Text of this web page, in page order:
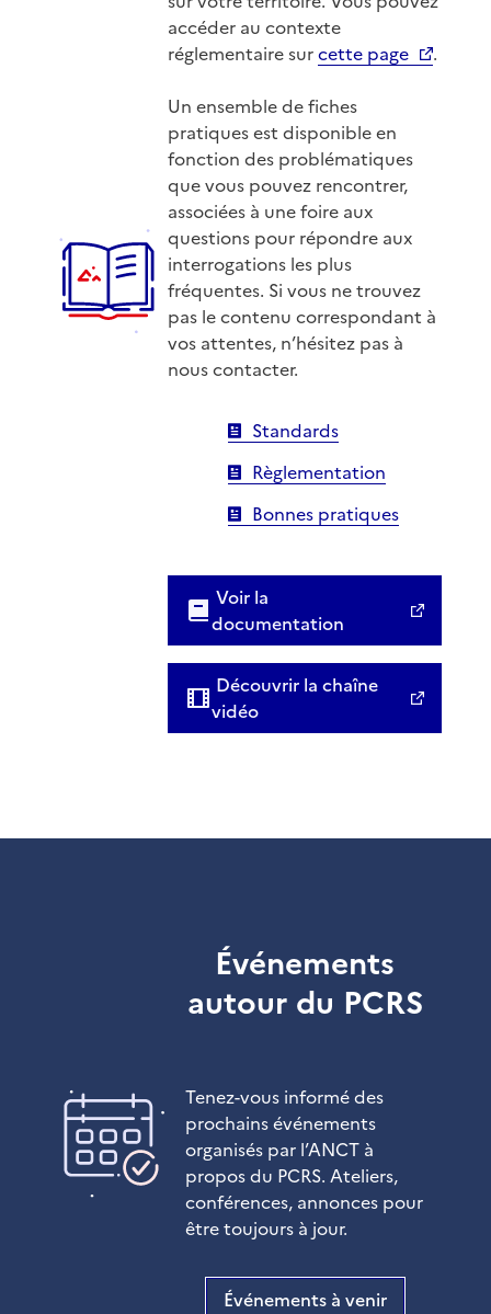
accéder au contexte
réglementaire surcette page
.
Un ensemble de fiches
pratiques est disponible en
fonction des problématiques
que vous pouvez rencontrer,
associées à une foire aux
questions pour répondre aux
interrogations les plus
fréquentes. Si vous ne trouvez
pas le contenu correspondant à
vos attentes, n’hésitez pas à
nous contacter.
Standards
Règlementation
Bonnes pratiques
Voir la
documentation
Découvrir la chaîne
vidéo
Événements
autour du PCRS
Tenez-vous informé des
prochains événements
organisés par l’ANCT à
propos du PCRS. Ateliers,
conférences, annonces pour
être toujours à jour.
Événements à venir